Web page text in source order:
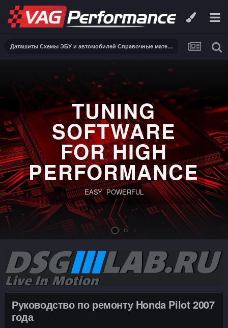
Даташиты Схемы ЭБУ и автомобилей Справочные материалы, инструкции, описания, книги Заказ и поиск схем ЭБУ и автомобилей
TUNING
SOFTWARE
FOR HIGH
PERFORMANCE
EASY POWERFUL
Руководство по ремонту Honda Pilot 2007
года